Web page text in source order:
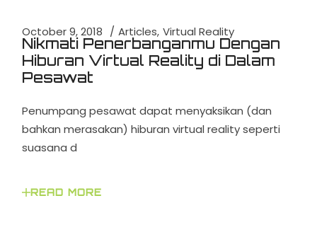
October 9, 2018 Articles Virtual Reality
Nikmati Penerbanganmu Dengan
Hiburan Virtual Reality di Dalam
Pesawat
Penumpang pesawat dapat menyaksikan (dan
bahkan merasakan) hiburan virtual reality seperti
suasana d
READ MORE